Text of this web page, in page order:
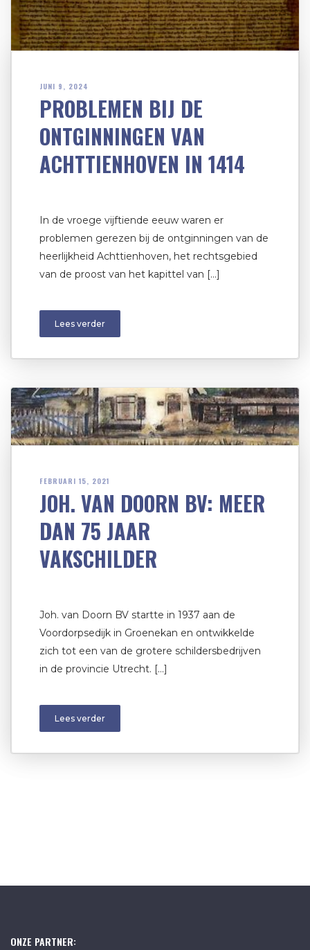
JUNI 9, 2024
PROBLEMEN BIJ DE
ONTGINNINGEN VAN
ACHTTIENHOVEN IN 1414
In de vroege vijftiende eeuw waren er
problemen gerezen bij de ontginningen van de
heerlijkheid Achttienhoven, het rechtsgebied
van de proost van het kapittel van […]
Lees verder
FEBRUARI 15, 2021
JOH. VAN DOORN BV: MEER
DAN 75 JAAR
VAKSCHILDER
Joh. van Doorn BV startte in 1937 aan de
Voordorpsedijk in Groenekan en ontwikkelde
zich tot een van de grotere schildersbedrijven
in de provincie Utrecht. […]
Lees verder
ONZE PARTNER: